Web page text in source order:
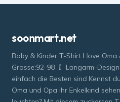
soonmart.net
Baby & Kinder T-Shirt I love
Grösse:92-98 🍼 Langarm-
einfach die Besten sind Kennst
Oma und Opa ihr Enkelkind